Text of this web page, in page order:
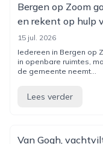
Bergen op Zoom
en rekent op hulp
15 jul. 2026
Iedereen in Bergen op
in openbare ruimtes,
de gemeente neemt...
Lees verder
Van Gogh,